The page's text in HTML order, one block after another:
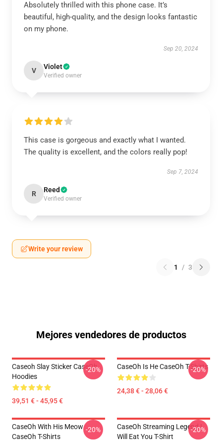
Absolutely thrilled with this phone case. It’s
beautiful, high-quality, and the design looks fantastic
on my phone.
Sep 20, 2024
V Violet
Verified owner
This case is gorgeous and exactly what I wanted.
The quality is excellent, and the colors really pop!
Sep 7, 2024
R Reed
Verified owner
Write your review
1 / 3
Mejores vendedores de productos
Caseoh Slay Sticker CaseOh
Hoodies
39,51 € - 45,95 €
-20% CaseOh Is He CaseOh T-Shirts
24,38 € - 28,06 €
-20%
CaseOh With His Meow
CaseOh T-Shirts
-20%
CaseOh Streaming Legend I
Will Eat You T-Shirt
-20%